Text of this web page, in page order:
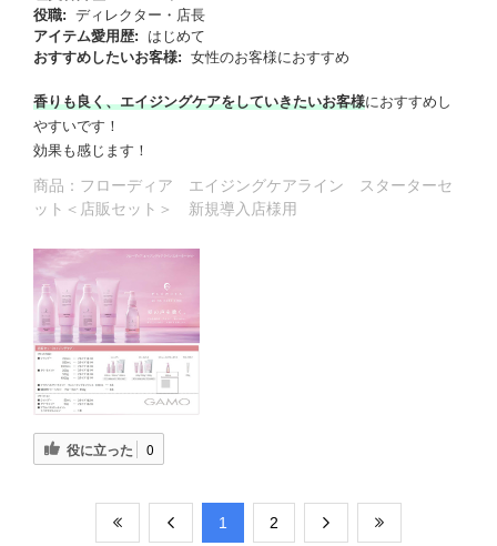
役職: ディレクター・店長
アイテム愛用歴:
はじめて
おすすめしたいお客様: 女性のお客様におすすめ
香りも良く、エイジングケアをしていきたいお客様におすすめし
やすいです！
効果も感じます！
商品： フローディア エイジングケアライン スターターセ
ット＜店販セット＞ 新規導入店様用
役に立った 0
​1 ​2